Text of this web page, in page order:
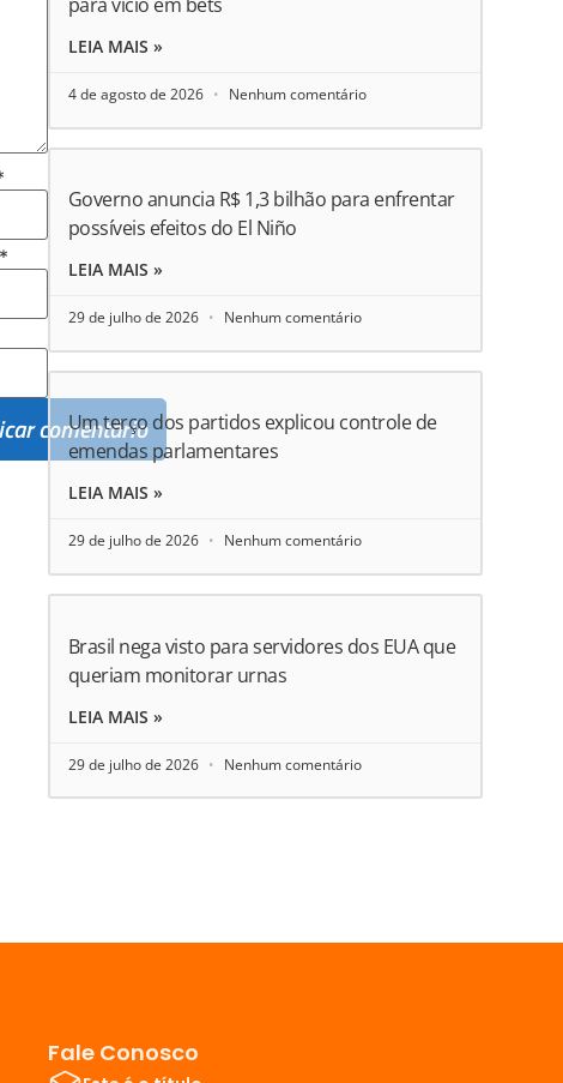
*
LEIA MAIS »
4 de agosto de 2026 Nenhum comentário
Governo anuncia R$ 1,3 bilhão para enfrentar
possíveis efeitos do El Niño
LEIA MAIS »
29 de julho de 2026 Nenhum comentário
Um terço dos partidos explicou controle de
emendas parlamentares
LEIA MAIS »
29 de julho de 2026 Nenhum comentário
Brasil nega visto para servidores dos EUA que
queriam monitorar urnas
LEIA MAIS »
29 de julho de 2026 Nenhum comentário
Fale Conosco